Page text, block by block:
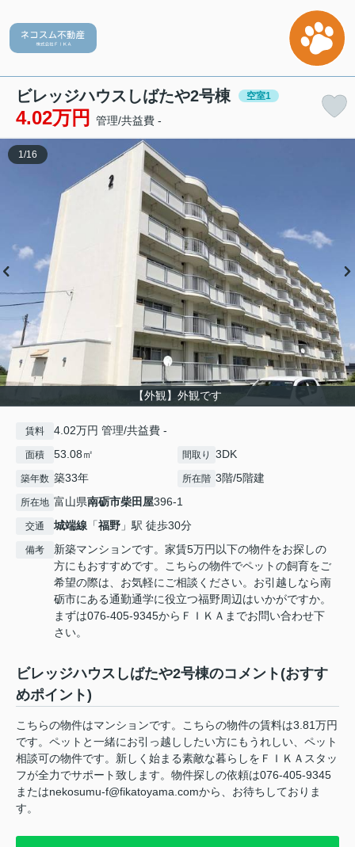
ビレッジハウスしばたや2号棟 空室1
4.02万円 管理/共益費 -
【外観】外観です
1 /16
賃料 4.02万円 管理/共益費 -
面積 53.08㎡ 間取り 3DK
築年数 築33年 所在階 3階/5階建
所在地 富山県南砺市柴田屋396-1
交通 城端線 「福野 」駅 徒歩30分
備考
新築マンションです。家賃5万円以下の物件をお探しの
方にもおすすめです。こちらの物件でペットの飼育をご
希望の際は、お気軽にご相談ください。お引越しなら南
砺市にある通勤通学に役立つ福野周辺はいかがですか。
まずは076-405-9345からＦＩＫＡまでお問い合わせ下
さい。
ビレッジハウスしばたや2号棟のコメント(おすす
めポイント)
こちらの物件はマンションです。こちらの物件の賃料は3.81万円
です。ペットと一緒にお引っ越ししたい方にもうれしい、ペット
相談可の物件です。新しく始まる素敵な暮らしをＦＩＫＡスタッ
フが全力でサポート致します。物件探しの依頼は076-405-9345
またはnekosumu-f@fikatoyama.comから、お待ちしておりま
す。